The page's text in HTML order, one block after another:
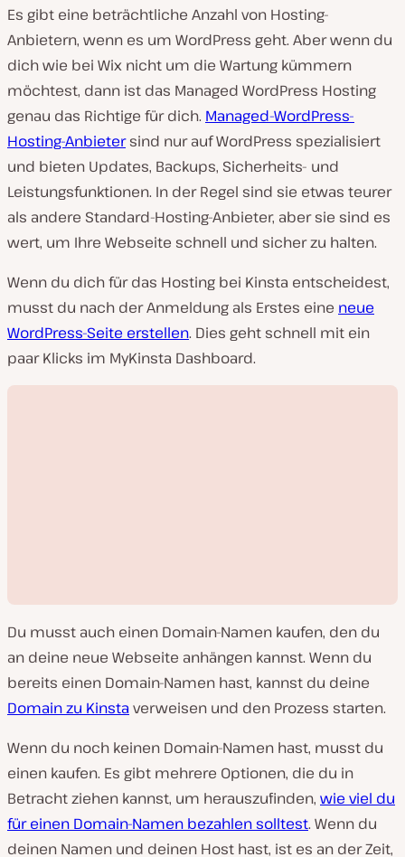
Es gibt eine beträchtliche Anzahl von Hosting-
Anbietern, wenn es um WordPress geht. Aber wenn du
dich wie bei Wix nicht um die Wartung kümmern
möchtest, dann ist das Managed WordPress Hosting
genau das Richtige für dich. Managed-WordPress-
Hosting-Anbietersind nur auf WordPress spezialisiert
und bieten Updates, Backups, Sicherheits- und
Leistungsfunktionen. In der Regel sind sie etwas teurer
als andere Standard-Hosting-Anbieter, aber sie sind es
wert, um Ihre Webseite schnell und sicher zu halten.
Wenn du dich für das Hosting bei Kinsta entscheidest,
musst du nach der Anmeldung als Erstes eine neue
WordPress-Seite erstellen. Dies geht schnell mit ein
paar Klicks im MyKinsta Dashboard.
d
o
b
p
Du musst auch einen Domain-Namen kaufen, den du
an deine neue Webseite anhängen kannst. Wenn du
bereits einen Domain-Namen hast, kannst du deine
Domain zu Kinstaverweisen und den Prozess starten.
Wenn du noch keinen Domain-Namen hast, musst du
einen kaufen. Es gibt mehrere Optionen, die du in
Betracht ziehen kannst, um herauszufinden, wie viel du
für einen Domain-Namen bezahlen solltest. Wenn du
deinen Namen und deinen Host hast, ist es an der Zeit,